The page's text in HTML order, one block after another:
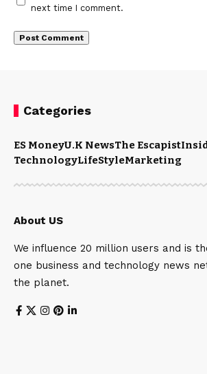
next time I comment.
Categories
ES MoneyU.K NewsThe Escapist
TechnologyLifeStyleMarketing
About US
We influence 20 million users and is
one business and technology news
the planet.